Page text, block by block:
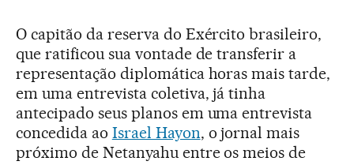
O capitão da reserva do Exército brasileiro,
que ratificou sua vontade de transferir a
representação diplomática horas mais tarde,
em uma entrevista coletiva, já tinha
antecipado seus planos em uma entrevista
concedida ao Israel Hayon, o jornal mais
próximo de Netanyahu entre os meios de